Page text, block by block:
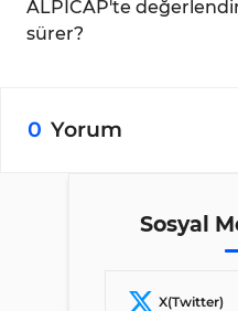
sunuyor.
ALPICAP'te
sürer?
0 Yorum
Sosyal
X(Twitter)